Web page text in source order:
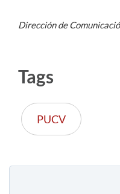
Dirección de
Tags
PUCV